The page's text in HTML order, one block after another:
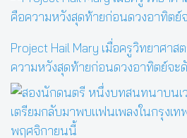
Project Hail Mary เมื่อครูวิทยาศาส
ความหวังสุดท้ายก่อนดวงอาทิตย์จ